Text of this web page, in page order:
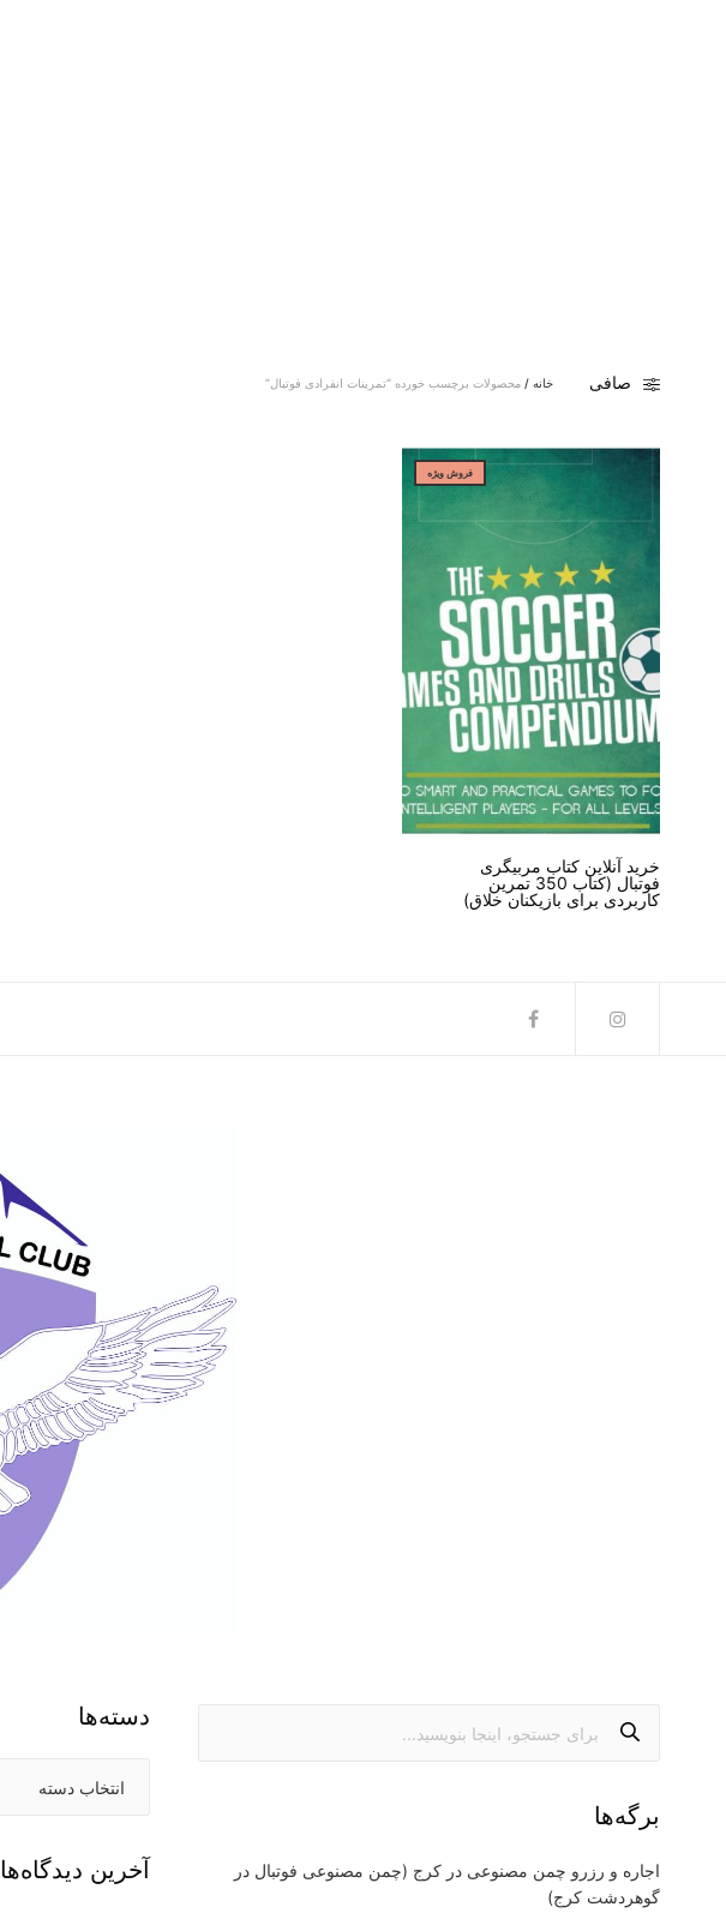
صافی خانه / محصولات برچسب خورده “تمرینات انفرادی فوتبال”
فروش ویژه
خرید آنلاین کتاب مربیگری
فوتبال (کتاب 350 تمرین
کاربردی برای بازیکنان خلاق)
برگه‌ها
اجاره و رزرو چمن مصنوعی در کرج (چمن مصنوعی فوتبال در
گوهردشت کرج)
دسته‌ها
آخرین دیدگاه‌ها